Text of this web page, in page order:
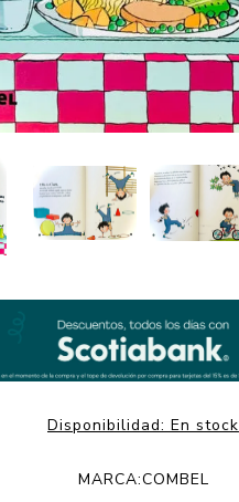
Disponibilidad: En stock
MARCA:COMBEL